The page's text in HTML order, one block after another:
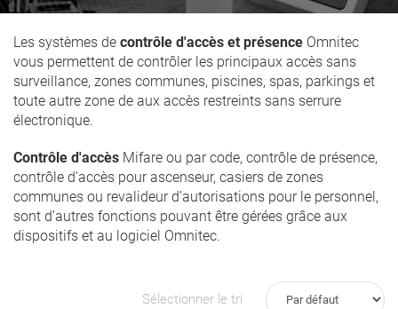
Les systèmes de contrôle d'accès et présence Omnitec
vous permettent de contrôler les principaux accès sans
surveillance, zones communes, piscines, spas, parkings et
toute autre zone de aux accès restreints sans serrure
électronique.
Contrôle d'accès Mifare ou par code, contrôle de présence,
contrôle d'accès pour ascenseur, casiers de zones
communes ou revalideur d’autorisations pour le personnel,
sont d’autres fonctions pouvant être gérées grâce aux
dispositifs et au logiciel Omnitec.
Sélectionner le tri